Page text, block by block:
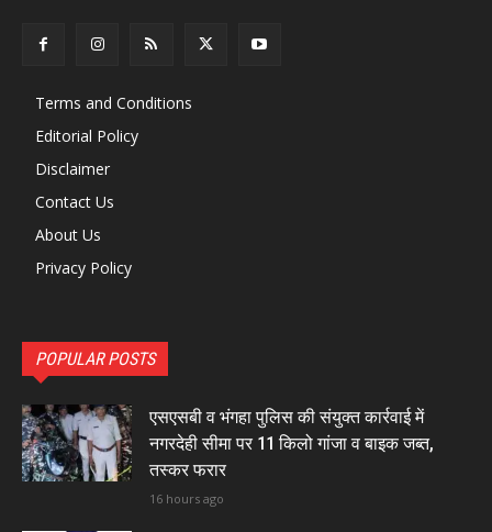
Terms and Conditions
Editorial Policy
Disclaimer
Contact Us
About Us
Privacy Policy
POPULAR POSTS
एसएसबी व भंगहा पुलिस की संयुक्त कार्रवाई में
नगरदेही सीमा पर 11 किलो गांजा व बाइक जब्त,
तस्कर फरार
16 hours ago